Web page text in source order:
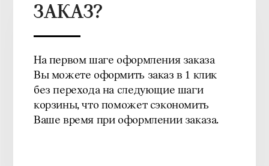
ЗАКАЗ?
На первом шаге оформления заказа
Вы можете оформить заказ в 1 клик
без перехода на следующие шаги
корзины, что поможет сэкономить
Ваше время при оформлении заказа.